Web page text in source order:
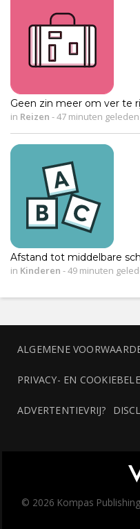
Geen zin meer om ver te
in Reizen -47 minuten geleden
Afstand tot middelbare
in Kinderen -49 minuten
ALGEMENE
PRIVACY- EN
ADVERTENTIEVRIJ?
© 2026 Kompas